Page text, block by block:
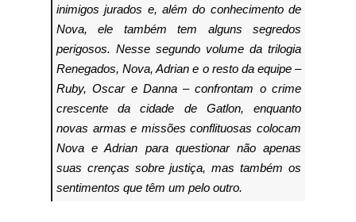
inimigos jurados e, além do conhecimento de
Nova, ele também tem alguns segredos
perigosos. Nesse segundo volume da trilogia
Renegados, Nova, Adrian e o resto da equipe –
Ruby, Oscar e Danna – confrontam o crime
crescente da cidade de Gatlon, enquanto
novas armas e missões conflituosas colocam
Nova e Adrian para questionar não apenas
suas crenças sobre justiça, mas também os
sentimentos que têm um pelo outro.